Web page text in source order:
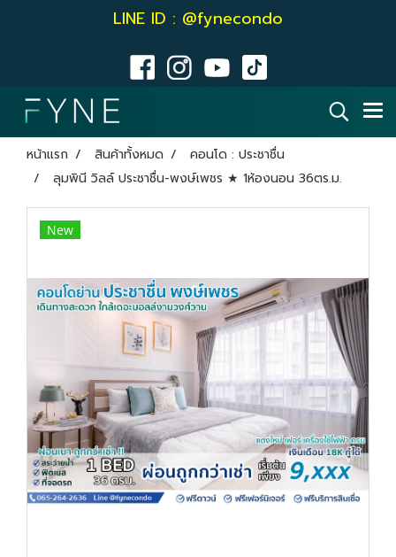
LINE ID : @fynecondo
หน้าแรก สินค้าทั้งหมด
คอนโด : ประชาชื่น
ลุมพินี วิลล์ ประชาชื่น-พงษ์เพชร ★ 1ห้องนอน 36ตร.ม.
New